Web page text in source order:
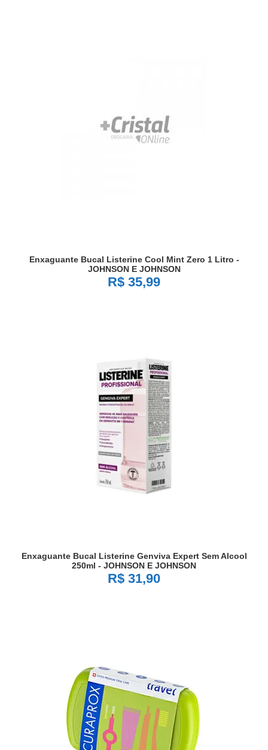
Enxaguante Bucal Listerine Cool Mint Zero 1 Litro -
JOHNSON E JOHNSON
R$ 35,99
Enxaguante Bucal Listerine Genviva Expert Sem Alcool
250ml - JOHNSON E JOHNSON
R$ 31,90